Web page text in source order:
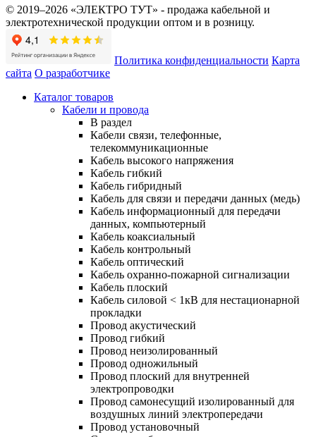
© 2019–2026 «ЭЛЕКТРО ТУТ» - продажа кабельной и
электротехнической продукции оптом и в розницу.
Политика конфиденциальности Карта
сайта О разработчике
Каталог товаров
Кабели и провода
В раздел
Кабели связи, телефонные,
телекоммуникационные
Кабель высокого напряжения
Кабель гибкий
Кабель гибридный
Кабель для связи и передачи данных (медь)
Кабель информационный для передачи
данных, компьютерный
Кабель коаксиальный
Кабель контрольный
Кабель оптический
Кабель охранно-пожарной сигнализации
Кабель плоский
Кабель силовой < 1кВ для нестационарной
прокладки
Провод акустический
Провод гибкий
Провод неизолированный
Провод одножильный
Провод плоский для внутренней
электропроводки
Провод самонесущий изолированный для
воздушных линий электропередачи
Провод установочный